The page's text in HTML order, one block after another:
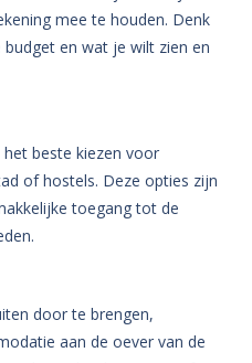
mee te houden. Denk
en wat je wilt zien en
beste kiezen voor
of hostels. Deze opties zijn
toegang tot de
door te brengen,
aan de oever van de